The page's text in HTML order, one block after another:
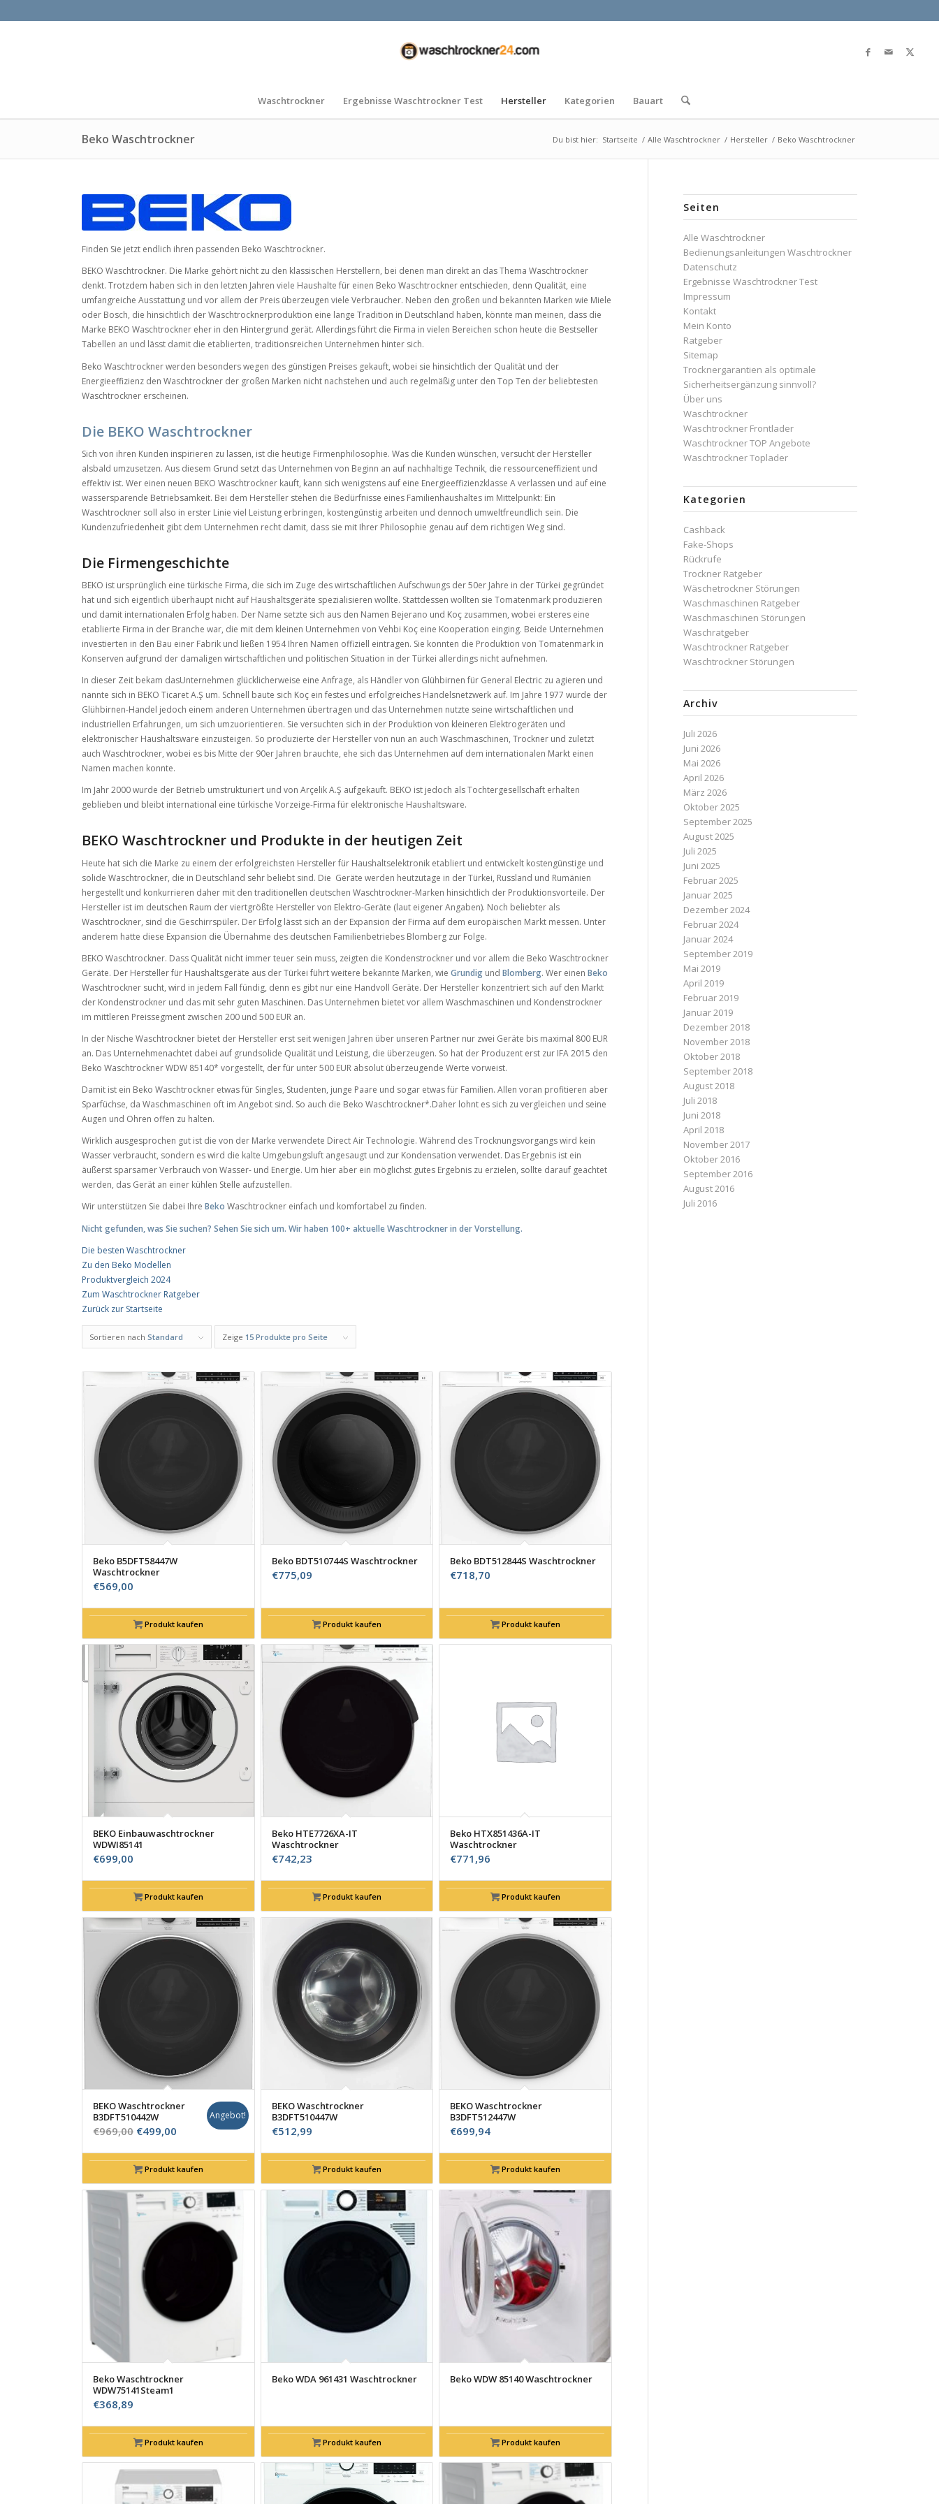
Waschtrockner Ergebnisse Waschtrockner Test Hersteller Kategorien Bauart
Beko Waschtrockner Du bist hier: Startseite / Alle Waschtrockner / Hersteller / Beko Waschtrockner
Finden Sie jetzt endlich ihren passenden Beko Waschtrockner.
BEKO Waschtrockner. Die Marke gehört nicht zu den klassischen Herstellern, bei denen man direkt an das Thema Waschtrockner
denkt. Trotzdem haben sich in den letzten Jahren viele Haushalte für einen Beko Waschtrockner entschieden, denn Qualität, eine
umfangreiche Ausstattung und vor allem der Preis überzeugen viele Verbraucher. Neben den großen und bekannten Marken wie Miele
oder Bosch, die hinsichtlich der Waschtrocknerproduktion eine lange Tradition in Deutschland haben, könnte man meinen, dass die
Marke BEKO Waschtrockner eher in den Hintergrund gerät. Allerdings führt die Firma in vielen Bereichen schon heute die Bestseller
Tabellen an und lässt damit die etablierten, traditionsreichen Unternehmen hinter sich.
Beko Waschtrockner werden besonders wegen des günstigen Preises gekauft, wobei sie hinsichtlich der Qualität und der
Energieeffizienz den Waschtrockner der großen Marken nicht nachstehen und auch regelmäßig unter den Top Ten der beliebtesten
Waschtrockner erscheinen.
Die BEKO Waschtrockner
Sich von ihren Kunden inspirieren zu lassen, ist die heutige Firmenphilosophie. Was die Kunden wünschen, versucht der Hersteller
alsbald umzusetzen. Aus diesem Grund setzt das Unternehmen von Beginn an auf nachhaltige Technik, die ressourceneffizient und
effektiv ist. Wer einen neuen BEKO Waschtrockner kauft, kann sich wenigstens auf eine Energieeffizienzklasse A verlassen und auf eine
wassersparende Betriebsamkeit. Bei dem Hersteller stehen die Bedürfnisse eines Familienhaushaltes im Mittelpunkt: Ein
Waschtrockner soll also in erster Linie viel Leistung erbringen, kostengünstig arbeiten und dennoch umweltfreundlich sein. Die
Kundenzufriedenheit gibt dem Unternehmen recht damit, dass sie mit Ihrer Philosophie genau auf dem richtigen Weg sind.
Die Firmengeschichte
BEKO ist ursprünglich eine türkische Firma, die sich im Zuge des wirtschaftlichen Aufschwungs der 50er Jahre in der Türkei gegründet
hat und sich eigentlich überhaupt nicht auf Haushaltsgeräte spezialisieren wollte. Stattdessen wollten sie Tomatenmark produzieren
und damit internationalen Erfolg haben. Der Name setzte sich aus den Namen Bejerano und Koç zusammen, wobei ersteres eine
etablierte Firma in der Branche war, die mit dem kleinen Unternehmen von Vehbi Koç eine Kooperation einging. Beide Unternehmen
investierten in den Bau einer Fabrik und ließen 1954 Ihren Namen offiziell eintragen. Sie konnten die Produktion von Tomatenmark in
Konserven aufgrund der damaligen wirtschaftlichen und politischen Situation in der Türkei allerdings nicht aufnehmen.
In dieser Zeit bekam dasUnternehmen glücklicherweise eine Anfrage, als Händler von Glühbirnen für General Electric zu agieren und
nannte sich in BEKO Ticaret A.Ş um. Schnell baute sich Koç ein festes und erfolgreiches Handelsnetzwerk auf. Im Jahre 1977 wurde der
Glühbirnen-Handel jedoch einem anderen Unternehmen übertragen und das Unternehmen nutzte seine wirtschaftlichen und
industriellen Erfahrungen, um sich umzuorientieren. Sie versuchten sich in der Produktion von kleineren Elektrogeräten und
elektronischer Haushaltsware einzusteigen. So produzierte der Hersteller von nun an auch Waschmaschinen, Trockner und zuletzt
auch Waschtrockner, wobei es bis Mitte der 90er Jahren brauchte, ehe sich das Unternehmen auf dem internationalen Markt einen
Namen machen konnte.
Im Jahr 2000 wurde der Betrieb umstrukturiert und von Arçelik A.Ş aufgekauft. BEKO ist jedoch als Tochtergesellschaft erhalten
geblieben und bleibt international eine türkische Vorzeige-Firma für elektronische Haushaltsware.
BEKO Waschtrockner und Produkte in der heutigen Zeit
Heute hat sich die Marke zu einem der erfolgreichsten Hersteller für Haushaltselektronik etabliert und entwickelt kostengünstige und
solide Waschtrockner, die in Deutschland sehr beliebt sind. Die Geräte werden heutzutage in der Türkei, Russland und Rumänien
hergestellt und konkurrieren daher mit den traditionellen deutschen Waschtrockner-Marken hinsichtlich der Produktionsvorteile. Der
Hersteller ist im deutschen Raum der viertgrößte Hersteller von Elektro-Geräte (laut eigener Angaben). Noch beliebter als
Waschtrockner, sind die Geschirrspüler. Der Erfolg lässt sich an der Expansion der Firma auf dem europäischen Markt messen. Unter
anderem hatte diese Expansion die Übernahme des deutschen Familienbetriebes Blomberg zur Folge.
BEKO Waschtrockner. Dass Qualität nicht immer teuer sein muss, zeigten die Kondenstrockner und vor allem die Beko Waschtrockner
Geräte. Der Hersteller für Haushaltsgeräte aus der Türkei führt weitere bekannte Marken, wieGrundig undBlomberg. Wer einenBeko
Waschtrockner sucht, wird in jedem Fall fündig, denn es gibt nur eine Handvoll Geräte. Der Hersteller konzentriert sich auf den Markt
der Kondenstrockner und das mit sehr guten Maschinen. Das Unternehmen bietet vor allem Waschmaschinen und Kondenstrockner
im mittleren Preissegment zwischen 200 und 500 EUR an.
In der Nische Waschtrockner bietet der Hersteller erst seit wenigen Jahren über unseren Partner nur zwei Geräte bis maximal 800 EUR
an. Das Unternehmenachtet dabei auf grundsolide Qualität und Leistung, die überzeugen. So hat der Produzent erst zur IFA 2015 den
Beko Waschtrockner WDW 85140* vorgestellt, der für unter 500 EUR absolut überzeugende Werte vorweist.
Damit ist ein Beko Waschtrockner etwas für Singles, Studenten, junge Paare und sogar etwas für Familien. Allen voran profitieren aber
Sparfüchse, da Waschmaschinen oft im Angebot sind. So auch die Beko Waschtrockner*.Daher lohnt es sich zu vergleichen und seine
Augen und Ohren offen zu halten.
Wirklich ausgesprochen gut ist die von der Marke verwendete Direct Air Technologie. Während des Trocknungsvorgangs wird kein
Wasser verbraucht, sondern es wird die kalte Umgebungsluft angesaugt und zur Kondensation verwendet. Das Ergebnis ist ein
äußerst sparsamer Verbrauch von Wasser- und Energie. Um hier aber ein möglichst gutes Ergebnis zu erzielen, sollte darauf geachtet
werden, das Gerät an einer kühlen Stelle aufzustellen.
Wir unterstützen Sie dabei IhreBeko Waschtrockner einfach und komfortabel zu finden.
Nicht gefunden, was Sie suchen? Sehen Sie sich um. Wir haben 100+ aktuelle Waschtrockner in der Vorstellung.
Die besten Waschtrockner
Zu den Beko Modellen
Produktvergleich 2024
Zum Waschtrockner Ratgeber
Zurück zur Startseite
Sortieren nachStandard Zeige 15 Produkte pro Seite
Beko B5DFT58447W
Waschtrockner
€569,00
Produkt kaufen
Beko BDT510744S Waschtrockner
€775,09
Produkt kaufen
Beko BDT512844S Waschtrockner
€718,70
Produkt kaufen
BEKO Einbauwaschtrockner
WDWI85141
€699,00
Produkt kaufen
Beko HTE7726XA-IT
Waschtrockner
€742,23
Produkt kaufen
Beko HTX851436A-IT
Waschtrockner
€771,96
Produkt kaufen
BEKO Waschtrockner
B3DFT510442W
€969,00 Ursprünglicher
war:
€969,00
€499,00 Aktueller
ist:
€499,00.
Angebot!
Produkt kaufen
BEKO Waschtrockner
B3DFT510447W
€512,99
Produkt kaufen
BEKO Waschtrockner
B3DFT512447W
€699,94
Produkt kaufen
Beko Waschtrockner
WDW75141Steam1
€368,89
Produkt kaufen
Beko WDA 961431 Waschtrockner
Produkt kaufen
Beko WDW 85140 Waschtrockner
Produkt kaufen
Seiten
Alle Waschtrockner
Bedienungsanleitungen Waschtrockner
Datenschutz
Ergebnisse Waschtrockner Test
Impressum
Kontakt
Mein Konto
Ratgeber
Sitemap
Trocknergarantien als optimale
Sicherheitsergänzung sinnvoll?
Über uns
Waschtrockner
Waschtrockner Frontlader
Waschtrockner TOP Angebote
Waschtrockner Toplader
Kategorien
Cashback
Fake-Shops
Rückrufe
Trockner Ratgeber
Wäschetrockner Störungen
Waschmaschinen Ratgeber
Waschmaschinen Störungen
Waschratgeber
Waschtrockner Ratgeber
Waschtrockner Störungen
Archiv
Juli 2026
Juni 2026
Mai 2026
April 2026
März 2026
Oktober 2025
September 2025
August 2025
Juli 2025
Juni 2025
Februar 2025
Januar 2025
Dezember 2024
Februar 2024
Januar 2024
September 2019
Mai 2019
April 2019
Februar 2019
Januar 2019
Dezember 2018
November 2018
Oktober 2018
September 2018
August 2018
Juli 2018
Juni 2018
April 2018
November 2017
Oktober 2016
September 2016
August 2016
Juli 2016